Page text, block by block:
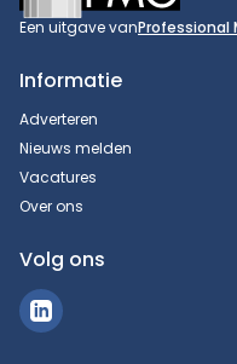
Een uitgave vanProfessional
Informatie
Adverteren
Nieuws melden
Vacatures
Over ons
Volg ons